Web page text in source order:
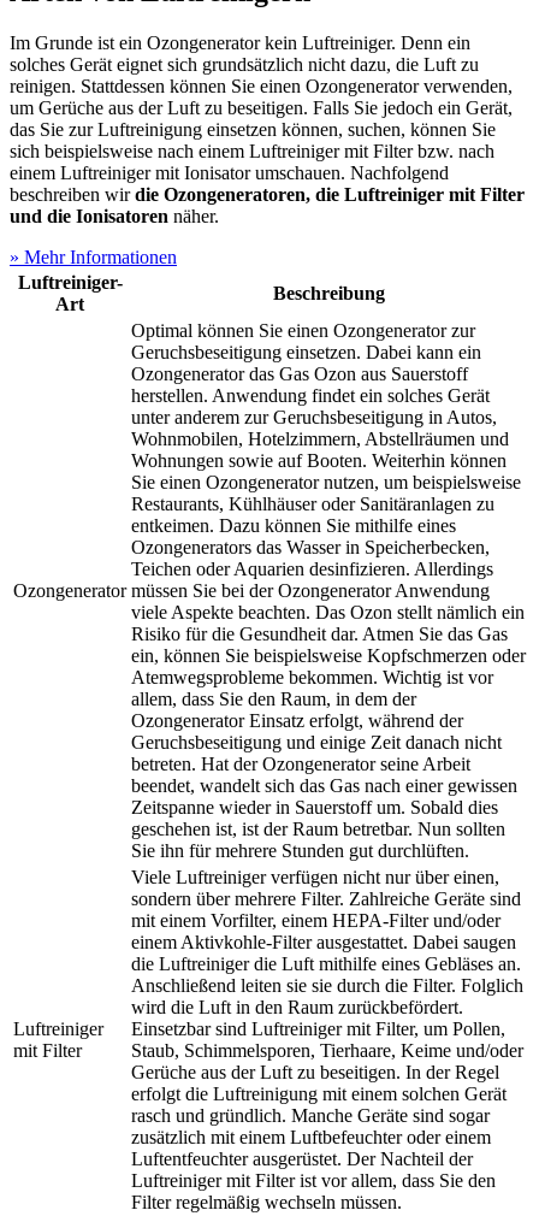
Im Grunde ist ein Ozongenerator kein Luftreiniger. Denn ein
solches Gerät eignet sich grundsätzlich nicht dazu, die Luft zu
reinigen. Stattdessen können Sie einen Ozongenerator verwenden,
um Gerüche aus der Luft zu beseitigen. Falls Sie jedoch ein Gerät,
das Sie zur Luftreinigung einsetzen können, suchen, können Sie
sich beispielsweise nach einem Luftreiniger mit Filter bzw. nach
einem Luftreiniger mit Ionisator umschauen. Nachfolgend
beschreiben wirdie Ozongeneratoren, die Luftreiniger mit Filter
und die Ionisatoren näher.
» Mehr Informationen
Luftreiniger-
Art
Beschreibung
Ozongenerator
Optimal können Sie einen Ozongenerator zur
Geruchsbeseitigung einsetzen. Dabei kann ein
Ozongenerator das Gas Ozon aus Sauerstoff
herstellen. Anwendung findet ein solches Gerät
unter anderem zur Geruchsbeseitigung in Autos,
Wohnmobilen, Hotelzimmern, Abstellräumen und
Wohnungen sowie auf Booten. Weiterhin können
Sie einen Ozongenerator nutzen, um beispielsweise
Restaurants, Kühlhäuser oder Sanitäranlagen zu
entkeimen. Dazu können Sie mithilfe eines
Ozongenerators das Wasser in Speicherbecken,
Teichen oder Aquarien desinfizieren. Allerdings
müssen Sie bei der Ozongenerator Anwendung
viele Aspekte beachten. Das Ozon stellt nämlich ein
Risiko für die Gesundheit dar. Atmen Sie das Gas
ein, können Sie beispielsweise Kopfschmerzen oder
Atemwegsprobleme bekommen. Wichtig ist vor
allem, dass Sie den Raum, in dem der
Ozongenerator Einsatz erfolgt, während der
Geruchsbeseitigung und einige Zeit danach nicht
betreten. Hat der Ozongenerator seine Arbeit
beendet, wandelt sich das Gas nach einer gewissen
Zeitspanne wieder in Sauerstoff um. Sobald dies
geschehen ist, ist der Raum betretbar. Nun sollten
Sie ihn für mehrere Stunden gut durchlüften.
Luftreiniger
mit Filter
Viele Luftreiniger verfügen nicht nur über einen,
sondern über mehrere Filter. Zahlreiche Geräte sind
mit einem Vorfilter, einem HEPA-Filter und/oder
einem Aktivkohle-Filter ausgestattet. Dabei saugen
die Luftreiniger die Luft mithilfe eines Gebläses an.
Anschließend leiten sie sie durch die Filter. Folglich
wird die Luft in den Raum zurückbefördert.
Einsetzbar sind Luftreiniger mit Filter, um Pollen,
Staub, Schimmelsporen, Tierhaare, Keime und/oder
Gerüche aus der Luft zu beseitigen. In der Regel
erfolgt die Luftreinigung mit einem solchen Gerät
rasch und gründlich. Manche Geräte sind sogar
zusätzlich mit einem Luftbefeuchter oder einem
Luftentfeuchter ausgerüstet. Der Nachteil der
Luftreiniger mit Filter ist vor allem, dass Sie den
Filter regelmäßig wechseln müssen.